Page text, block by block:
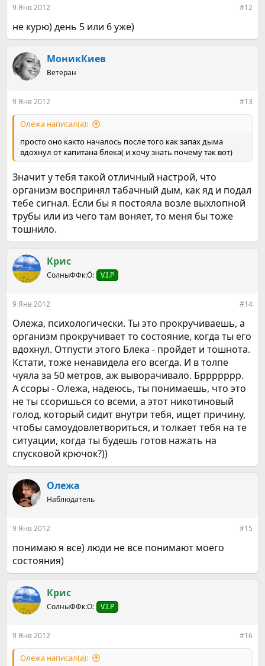
9 Янв 2012 #12
не курю) день 5 или 6 уже)
МоникКиев
Ветеран
9 Янв 2012 #13
Олежа написал(а):
просто оно както началось после того как запах дыма
вдохнул от капитана блека( и хочу знать почему так вот)
Значит у тебя такой отличный настрой, что
организм воспринял табачный дым, как яд и подал
тебе сигнал. Если бы я постояла возле выхлопной
трубы или из чего там воняет, то меня бы тоже
тошнило.
Крис
СолныФФк:Ö: V.I.P
9 Янв 2012 #14
Олежа, психологически. Ты это прокручиваешь, а
организм прокручивает то состояние, когда ты его
вдохнул. Отпусти этого Блека - пройдет и тошнота.
Кстати, тоже ненавидела его всегда. И в толпе
чуяла за 50 метров, аж выворачивало. Бррррррр.
А ссоры - Олежа, надеюсь, ты понимаешь, что это
не ты ссоришься со всеми, а этот никотиновый
голод, который сидит внутри тебя, ищет причину,
чтобы самоудовлетвориться, и толкает тебя на те
ситуации, когда ты будешь готов нажать на
спусковой крючок?))
Олежа
Наблюдатель
9 Янв 2012 #15
понимаю я все) люди не все понимают моего
состояния)
Крис
СолныФФк:Ö: V.I.P
9 Янв 2012 #16
Олежа написал(а):